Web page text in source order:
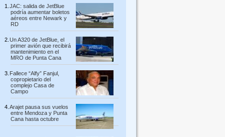
JAC: salida de JetBlue
podría aumentar boletos
aéreos entre Newark y
RD
Un A320 de JetBlue, el
primer avión que recibirá
mantenimiento en el
MRO de Punta Cana
Fallece “Alfy” Fanjul,
copropietario del
complejo Casa de
Campo
Arajet pausa sus vuelos
entre Mendoza y Punta
Cana hasta octubre